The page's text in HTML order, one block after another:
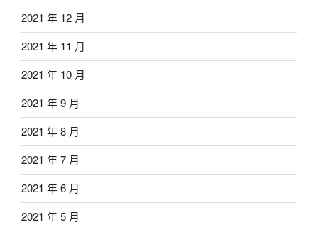
2021 年 12 月
2021 年 11 月
2021 年 10 月
2021 年 9 月
2021 年 8 月
2021 年 7 月
2021 年 6 月
2021 年 5 月